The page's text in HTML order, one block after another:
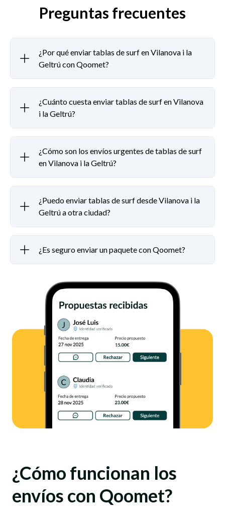
Preguntas frecuentes
¿Por qué enviar tablas de surf en Vilanova i la
Geltrú con Qoomet?
¿Cuánto cuesta enviar tablas de surf en Vilanova
i la Geltrú?
¿Cómo son los envíos urgentes de tablas de surf
en Vilanova i la Geltrú?
¿Puedo enviar tablas de surf desde Vilanova i la
Geltrú a otra ciudad?
¿Es seguro enviar un paquete con Qoomet?
¿Cómo funcionan los
envíos con Qoomet?